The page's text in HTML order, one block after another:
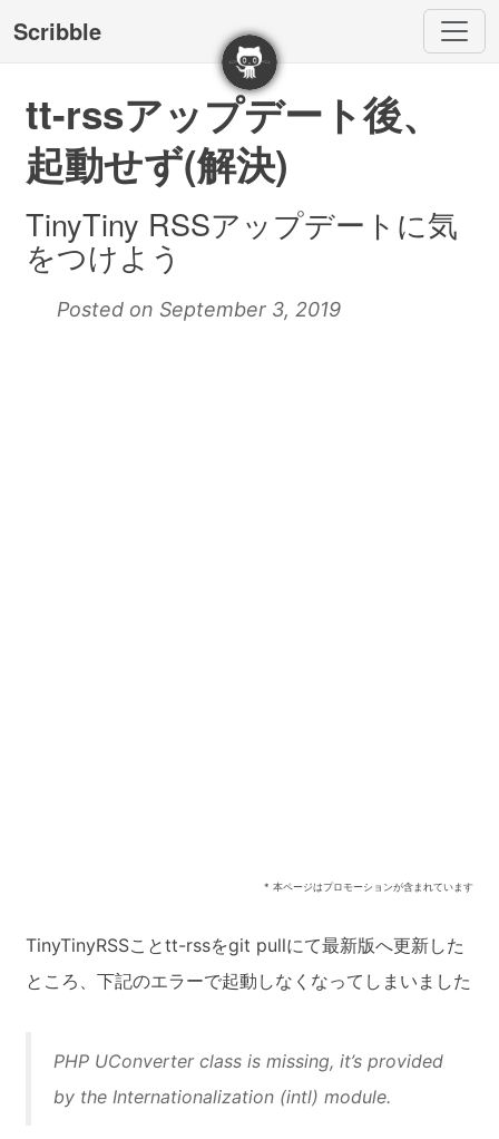
Scribble
tt-rssアップデート後、
起動せず(解決)
TinyTiny RSSアップデートに気
をつけよう
Posted on September 3, 2019
* 本ページはプロモーションが含まれています
TinyTinyRSSことtt-rssをgit pullにて最新版へ更新した
ところ、下記のエラーで起動しなくなってしまいました
PHP UConverter class is missing, it’s provided
by the Internationalization (intl) module.